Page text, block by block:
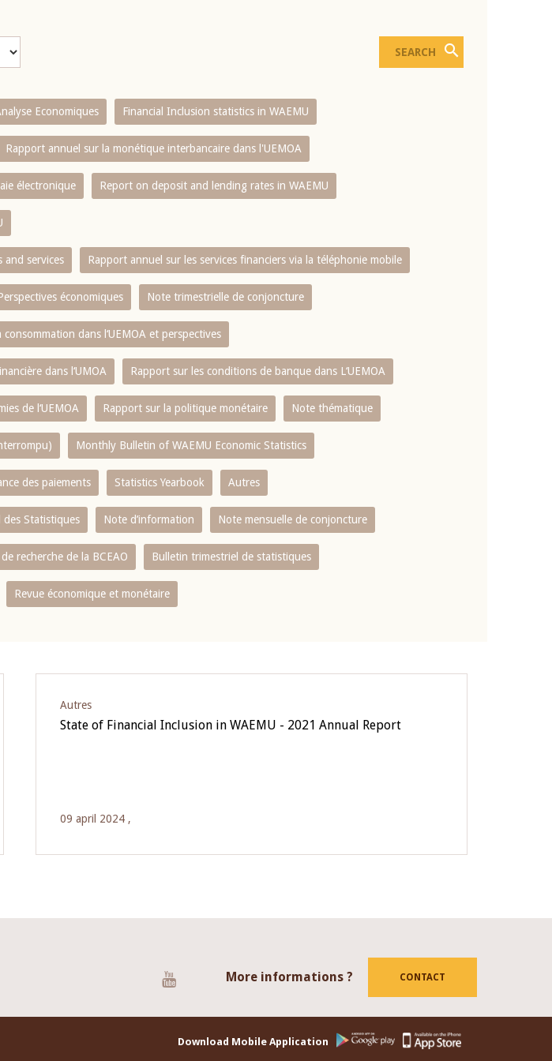
Economiques Financial Inclusion statistics in WAEMU
Rapport annuel sur la monétique interbancaire dans l'UEMOA
électronique Report on deposit and lending rates in WAEMU
and services Rapport annuel sur les services financiers via la téléphonie mobile
économiques Note trimestrielle de conjoncture
dans l‘UEMOA et perspectives
dans l‘UMOA Rapport sur les conditions de banque dans L‘UEMOA
de l‘UEMOA Rapport sur la politique monétaire Note thématique
Monthly Bulletin of WAEMU Economic Statistics
des paiements Statistics Yearbook Autres
des Statistiques Note d’information Note mensuelle de conjoncture
recherche de la BCEAO Bulletin trimestriel de statistiques
Revue économique et monétaire
Autres
State of Financial Inclusion in WAEMU - 2021 Annual Report
09 april 2024 ,
More informations ? CONTACT
Download Mobile Application